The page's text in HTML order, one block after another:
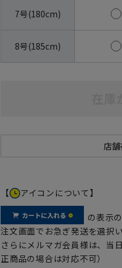
7号(180cm)
8号(185cm)
【 アイコンについて】
の表示
注文画面でお急ぎ発送を選択
さらにメルマガ会員様は、当
正商品の場合は対応不可）